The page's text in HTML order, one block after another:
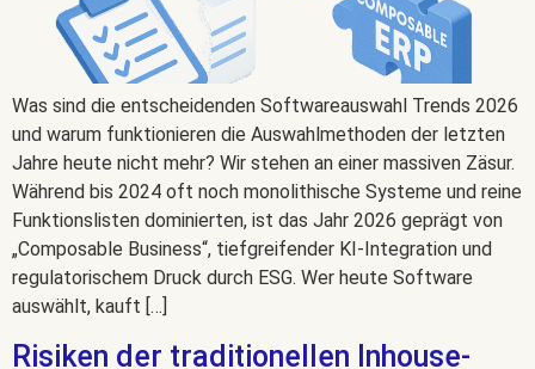
Was sind die entscheidenden Softwareauswahl Trends 2026
und warum funktionieren die Auswahlmethoden der letzten
Jahre heute nicht mehr? Wir stehen an einer massiven Zäsur.
Während bis 2024 oft noch monolithische Systeme und reine
Funktionslisten dominierten, ist das Jahr 2026 geprägt von
„Composable Business“, tiefgreifender KI-Integration und
regulatorischem Druck durch ESG. Wer heute Software
auswählt, kauft […]
Risiken der traditionellen Inhouse-